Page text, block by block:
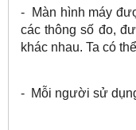
- Màn hình máy
các thông số đo,
khác nhau. Ta có
- Mỗi người sử